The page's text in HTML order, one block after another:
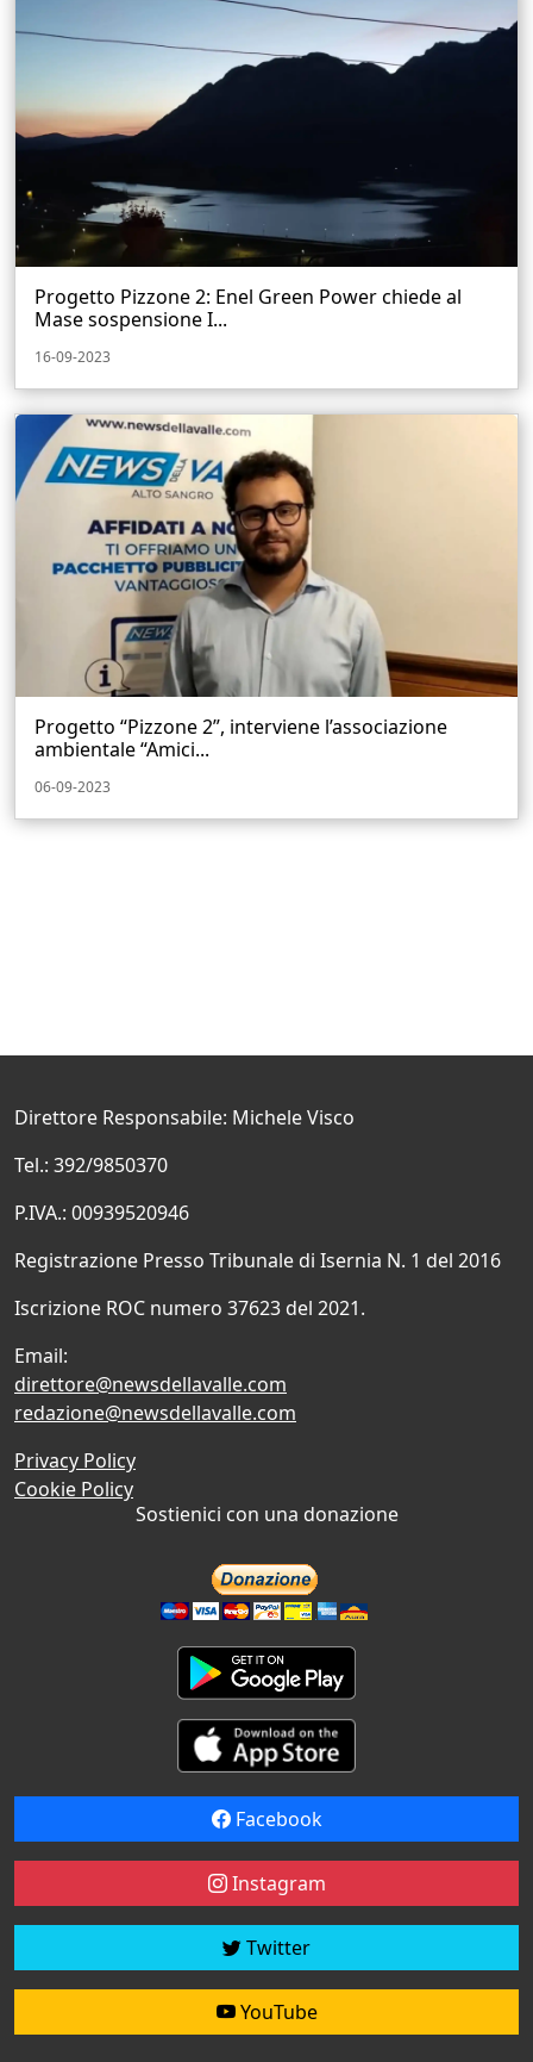
Progetto Pizzone 2: Enel Green Power chiede al
Mase sospensione I...
16-09-2023
Progetto “Pizzone 2”, interviene l’associazione
ambientale “Amici...
06-09-2023
Direttore Responsabile: Michele Visco
Tel.: 392/9850370
P.IVA.: 00939520946
Registrazione Presso Tribunale di Isernia N. 1 del 2016
Iscrizione ROC numero 37623 del 2021.
Email:
direttore@newsdellavalle.com
redazione@newsdellavalle.com
Privacy Policy
Cookie Policy
Sostienici con una donazione
Facebook
Instagram
Twitter
YouTube